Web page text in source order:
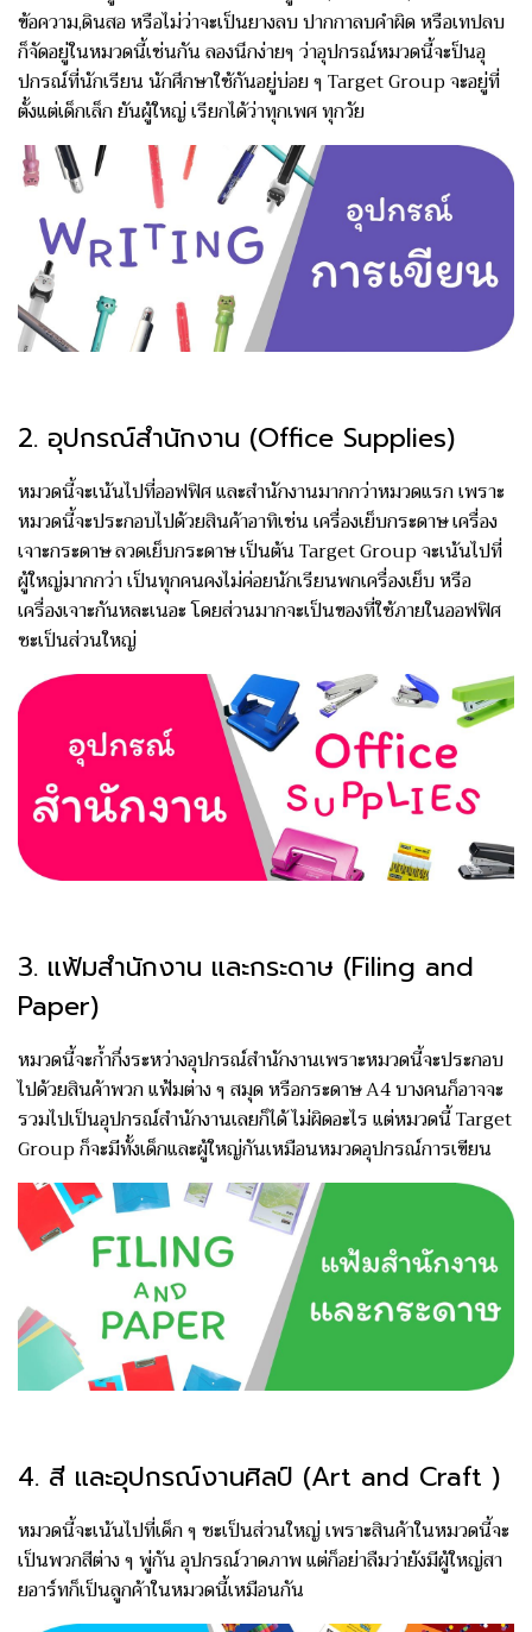
ข้อความ,ดินสอ หรือไม่ว่าจะเป็นยางลบ ปากกาลบคำผิด หรือเทปลบ
ก็จัดอยู่ในหมวดนี้เช่นกัน ลองนึกง่ายๆ ว่าอุปกรณ์หมวดนี้จะป็นอุ
ปกรณ์ที่นักเรียน นักศึกษาใช้กันอยู่บ่อย ๆ Target Group จะอยู่ที่
ตั้งแต่เด็กเล็ก ยันผู้ใหญ่ เรียกได้ว่าทุกเพศ ทุกวัย
2. อุปกรณ์สำนักงาน (Office Supplies)
หมวดนี้จะเน้นไปที่ออฟฟิศ และสำนักงานมากกว่าหมวดแรก เพราะ
หมวดนี้จะประกอบไปด้วยสินค้าอาทิเช่น เครื่องเย็บกระดาษ เครื่อง
เจาะกระดาษ ลวดเย็บกระดาษ เป็นต้น Target Group จะเน้นไปที่
ผู้ใหญ่มากกว่า เป็นทุกคนคงไม่ค่อยนักเรียนพกเครื่องเย็บ หรือ
เครื่องเจาะกันหละเนอะ โดยส่วนมากจะเป็นของที่ใช้ภายในออฟฟิศ
ซะเป็นส่วนใหญ่
3. แฟ้มสำนักงาน และกระดาษ (Filing and
Paper)
หมวดนี้จะก้ำกึ่งระหว่างอุปกรณ์สำนักงานเพราะหมวดนี้จะประกอบ
ไปด้วยสินค้าพวก แฟ้มต่าง ๆ สมุด หรือกระดาษ A4 บางคนก็อาจจะ
รวมไปเป็นอุปกรณ์สำนักงานเลยก็ได้ ไม่ผิดอะไร แต่หมวดนี้ Target
Group ก็จะมีทั้งเด็กและผู้ใหญ่กันเหมือนหมวดอุปกรณ์การเขียน
4. สี และอุปกรณ์งานศิลป์ (Art and Craft )
หมวดนี้จะเน้นไปที่เด็ก ๆ ซะเป็นส่วนใหญ่ เพราะสินค้าในหมวดนี้จะ
เป็นพวกสีต่าง ๆ พู่กัน อุปกรณ์วาดภาพ แต่ก็อย่าลืมว่ายังมีผู้ใหญ่สา
ยอาร์ทก็เป็นลูกค้าในหมวดนี้เหมือนกัน